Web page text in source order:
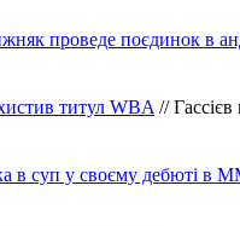
проведе поєдинок в
титул WBA // Гассієв
в суп у своєму дебюті в